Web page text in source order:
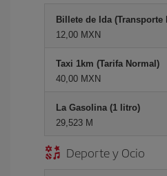
Billete de Ida (Transporte
12,00 MXN
Taxi 1km (Tarifa Normal)
40,00 MXN
La Gasolina (1 litro)
29,523 M
Deporte y Ocio